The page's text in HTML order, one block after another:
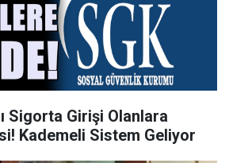
Sigorta Girişi Olanlara
Kademeli Sistem Geliyor